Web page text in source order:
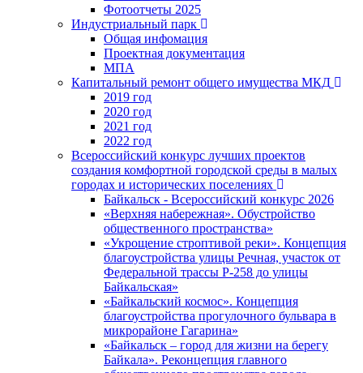
Фотоотчеты 2025
Индустриальный парк
Общая инфомация
Проектная документация
МПА
Капитальный ремонт общего имущества МКД
2019 год
2020 год
2021 год
2022 год
Всероссийский конкурс лучших проектов
создания комфортной городской среды в малых
городах и исторических поселениях
Байкальск - Всероссийский конкурс 2026
«Верхняя набережная». Обустройство
общественного пространства»
«Укрощение строптивой реки». Концепция
благоустройства улицы Речная, участок от
Федеральной трассы Р-258 до улицы
Байкальская»
«Байкальский космос». Концепция
благоустройства прогулочного бульвара в
микрорайоне Гагарина»
«Байкальск – город для жизни на берегу
Байкала». Реконцепция главного